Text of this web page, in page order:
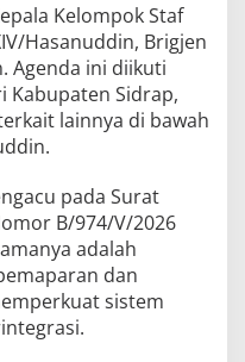
Kelompok Staf
Hasanuddin, Brigjen
Agenda ini diikuti
Kabupaten Sidrap,
lainnya di bawah
pada Surat
B/974/V/2026
adalah
dan
sistem